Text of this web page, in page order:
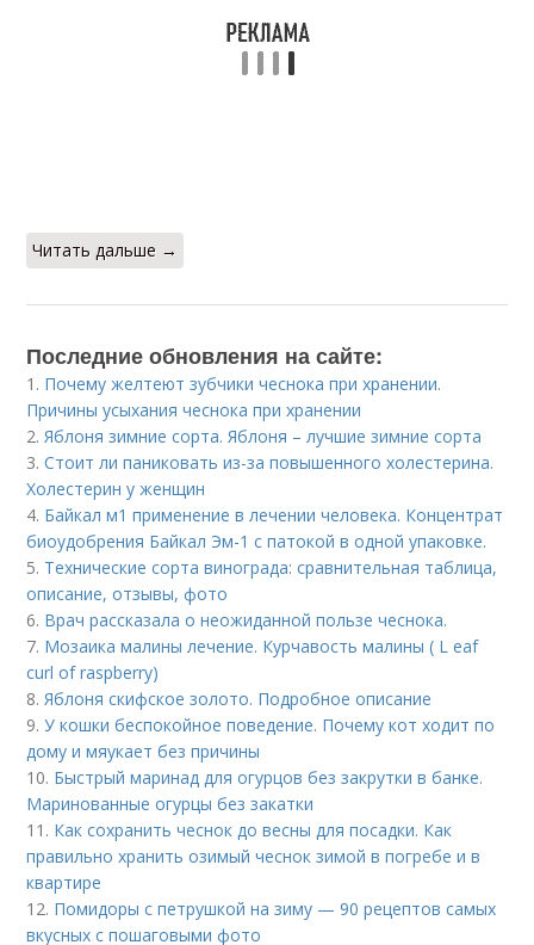
Читать дальше →
Последние обновления на сайте:
1. Почему желтеют зубчики чеснока при хранении.
Причины усыхания чеснока при хранении
2.Яблоня зимние сорта. Яблоня – лучшие зимние сорта
3.Стоит ли паниковать из-за повышенного холестерина.
Холестерин у женщин
4. Байкал м1 применение в лечении человека. Концентрат
биоудобрения Байкал Эм-1 с патокой в одной упаковке.
5. Технические сорта винограда: сравнительная таблица,
описание, отзывы, фото
6. Врач рассказала о неожиданной пользе чеснока.
7. Мозаика малины лечение. Курчавость малины ( L eaf
curl of raspberry)
8.Яблоня скифское золото. Подробное описание
9.У кошки беспокойное поведение. Почему кот ходит по
дому и мяукает без причины
10. Быстрый маринад для огурцов без закрутки в банке.
Маринованные огурцы без закатки
11. Как сохранить чеснок до весны для посадки. Как
правильно хранить озимый чеснок зимой в погребе и в
квартире
12. Помидоры с петрушкой на зиму — 90 рецептов самых
вкусных с пошаговыми фото